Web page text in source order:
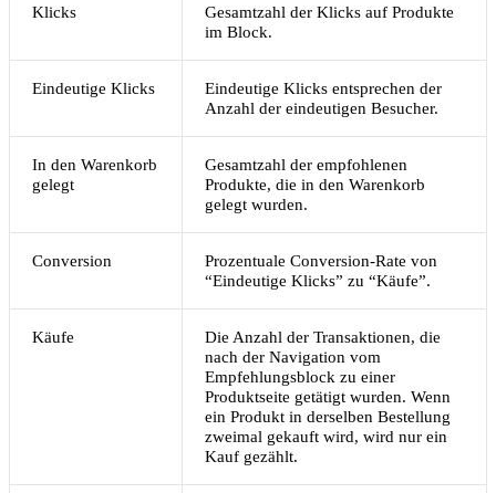
Klicks
Gesamtzahl der Klicks auf Produkte
im Block.
Eindeutige Klicks
Eindeutige Klicks entsprechen der
Anzahl der eindeutigen Besucher.
In den Warenkorb
gelegt
Gesamtzahl der empfohlenen
Produkte, die in den Warenkorb
gelegt wurden.
Conversion
Prozentuale Conversion-Rate von
“Eindeutige Klicks” zu “Käufe”.
Käufe
Die Anzahl der Transaktionen, die
nach der Navigation vom
Empfehlungsblock zu einer
Produktseite getätigt wurden. Wenn
ein Produkt in derselben Bestellung
zweimal gekauft wird, wird nur ein
Kauf gezählt.